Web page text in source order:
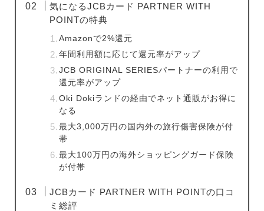
気になるJCBカード PARTNER WITH
POINTの特典
Amazonで2%還元
年間利用額に応じて還元率がアップ
JCB ORIGINAL SERIESパートナーの利用で
還元率がアップ
Oki Dokiランドの経由でネット通販がお得に
なる
最大3,000万円の国内外の旅行傷害保険が付
帯
最大100万円の海外ショッピングガード保険
が付帯
JCBカード PARTNER WITH POINTの口コ
ミ総評